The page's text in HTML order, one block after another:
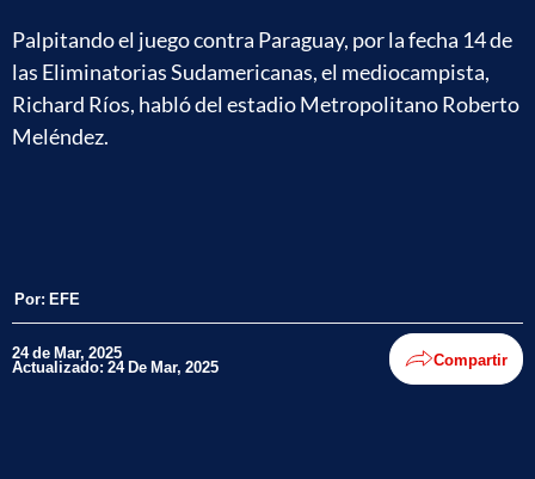
Palpitando el juego contra Paraguay, por la fecha 14 de
las Eliminatorias Sudamericanas, el mediocampista,
Richard Ríos, habló del estadio Metropolitano Roberto
Meléndez.
Por: EFE
24 de Mar, 2025
Actualizado: 24 De Mar, 2025 Compartir